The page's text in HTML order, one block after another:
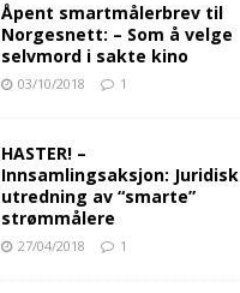
Åpent smartmålerbrev til
Norgesnett: – Som å velge
selvmord i sakte kino
03/10/2018 1
HASTER! –
Innsamlingsaksjon: Juridisk
utredning av “smarte”
strømmålere
27/04/2018 1